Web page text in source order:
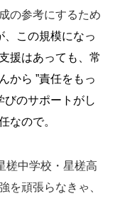
の参考にするため
、この規模になっ
援はあっても、常
から ”責任をもっ
びのサポートがし
なので。
槎中学校・星槎高
を頑張らなきゃ、